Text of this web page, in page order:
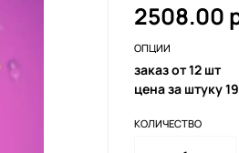
2508.00
КОЛИЧЕСТВО
ОПЦИИ
заказ от 12 шт
цена за штуку